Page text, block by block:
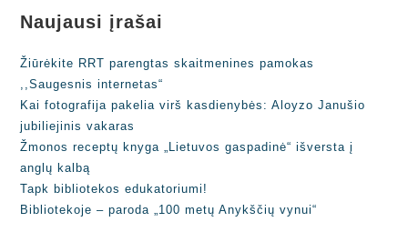
Naujausi įrašai
Žiūrėkite RRT parengtas skaitmenines pamokas
,,Saugesnis internetas“
Kai fotografija pakelia virš kasdienybės: Aloyzo Janušio
jubiliejinis vakaras
Žmonos receptų knyga „Lietuvos gaspadinė“ išversta į
anglų kalbą
Tapk bibliotekos edukatoriumi!
Bibliotekoje – paroda „100 metų Anykščių vynui“